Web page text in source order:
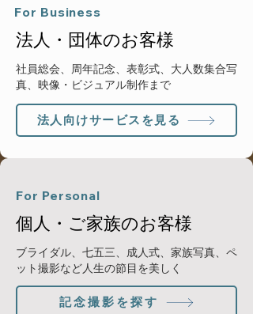
For Business
法人・団体のお客様
​社員総会、周年記念、表彰式、大人数集合写
真、映像・ビジュアル制作まで
法人向けサービスを見る
For Personal
個人・ご家族のお客様
ブライダル、七五三、成人式、家族写真、ペ
ット撮影など人生の節目を美しく
記念撮影を探す